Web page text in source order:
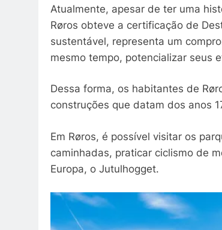
Atualmente, apesar de ter uma
Røros obteve a certificação de
sustentável, representa um
mesmo tempo, potencializar seus
Dessa forma, os habitantes de
construções que datam dos anos
Em Røros, é possível visitar os
caminhadas, praticar ciclismo de
Europa, o Jutulhogget.